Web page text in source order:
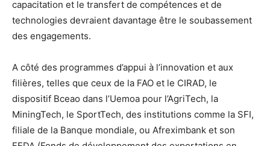
capacitation et le transfert de compétences et de
technologies devraient davantage être le soubassement
des engagements.
A côté des programmes d’appui à l’innovation et aux
filières, telles que ceux de la FAO et le CIRAD, le
dispositif Bceao dans l’Uemoa pour l’AgriTech, la
MiningTech, le SportTech, des institutions comme la SFI,
filiale de la Banque mondiale, ou Afreximbank et son